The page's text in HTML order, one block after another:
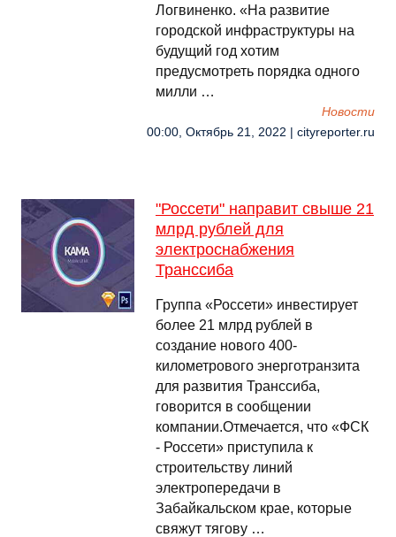
Логвиненко. «На развитие
городской инфраструктуры на
будущий год хотим
предусмотреть порядка одного
милли …
Новости
00:00, Октябрь 21, 2022 | cityreporter.ru
"Россети" направит свыше 21
млрд рублей для
электроснабжения
Транссиба
Группа «Россети» инвестирует
более 21 млрд рублей в
создание нового 400-
километрового энерготранзита
для развития Транссиба,
говорится в сообщении
компании.Отмечается, что «ФСК
- Россети» приступила к
строительству линий
электропередачи в
Забайкальском крае, которые
свяжут тягову …